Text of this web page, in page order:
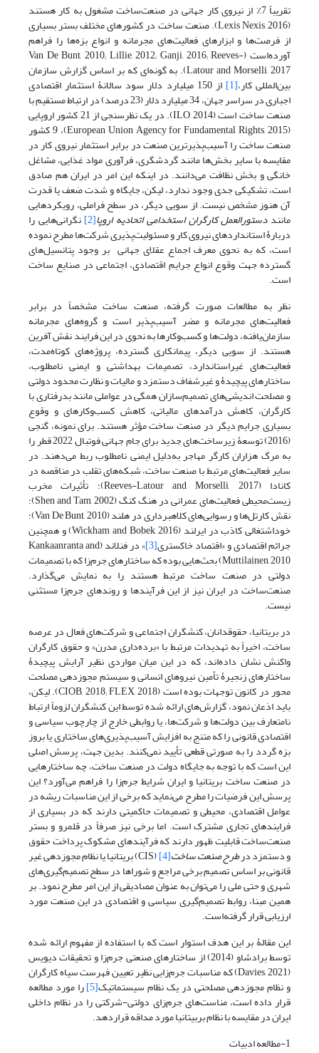
تقریباً 7٪ از نیروی کار جهانی در صنعت‌ساخت‌ مشغول به کار هستند
(Lexis Nexis, 2016). صنعت ساخت در کشورهای مختلف بستر بسیاری
از فرصت‌ها و ابزارهای فعالیت‌های مجرمانه و انواع بزه‌ها را فراهم
آورده‌است (Van De Bunt, 2010; Lillie, 2012; Ganji, 2016; Reeves-
Latour and Morselli, 2017). به گونه‌ای که بر اساس گزارش سازمان
بین‌المللی کار،[1] از 150 میلیارد دلار سود سالانۀ استثمار اقتصادی
اجباری در سراسر جهان، 34 میلیارد دلار (23 درصد) در ارتباط مستقیم با
صنعت ساخت است (ILO, 2014). در یک نظرسنجی از 21 کشور اروپایی
(European Union Agency for Fundamental Rights, 2015)، 9 کشور
صنعت ساخت را آسیب‌پذیرترین صنعت در برابر استثمار نیروی کار در
مقایسه با سایر بخش‌‌‌ها مانند گردشگری، فرآوری مواد غذایی، مشاغل
خانگی و بخش نظافت می‌‌‌دانند. در اینکه این امر در ایران هم صادق
است، تشکیکی جدی وجود ندارد، لیکن، جایگاه و شدت ضعف یا قدرت
آن هنوز مشخص نیست. از سویی دیگر، در سطح فراملی، رویکردهایی
ماننددستورالعمل کارگران استخدامی اتحادیه اروپا[2] نگرانی‌‌‌هایی را
دربارۀ استانداردهای نیروی کار و مسئولیت‌پذیری شرکت‌ها مطرح نموده
است، که به نحوی معرف اجماع عقلای جهانی بر وجود پتانسیل‌های
گسترده جهت وقوع انواع جرایم اقتصادی، اجتماعی در صنایع ساخت‌
است.
نظر به مطالعات صورت گرفته، صنعت ساخت مشخصاً در برابر
فعالیت‌‌‌های مجرمانه و مضر آسیب‌پذیر است و گروه‌‌‌های مجرمانه
سازمان‌یافته، دولت‌ها و کسب‌وکارها به نحوی در این فرایند نقش آفرین
هستند. از سویی دیگر، پیمانکاری گسترده، پروژه‌های کوتاه‌مدت،
فعالیت‌‌‌های غیراستاندارد، تصمیمات بهداشتی و ایمنی نامطلوب،
ساختارهای پیچیدۀ و غیرشفاف دستمزد و مالیات و نظارت محدود دولتی
و مصلحت اندیشی‌های تصمیم‌سازان همگی در عواملی مانند بدرفتاری با
کارگران، کاهش درآمدهای مالیاتی، کاهش کسب‌وکارهای و وقوع
بسیاری جرایم دیگر در صنعت ساخت مؤثر هستند. برای نمونه، گنجی
(2016) توسعۀ زیرساخت‌‌‌های جدید برای جام جهانی فوتبال 2022 قطر را
به مرگ هزاران کارگر مهاجر به‌دلیل ایمنی نامطلوب ربط می‌‌‌دهند. در
سایر فعالیت‌های مرتبط با صنعت ساخت، شبکه‌‌‌های تقلب در مناقصه در
کانادا (Reeves-Latour and Morselli, 2017)؛ تأثیرات مخرب
زیست‌محیطی فعالیت‌های عمرانی در هنگ کنگ (Shen and Tam, 2002)؛
نقش کارتل‌‌‌ها و رسوایی‌‌‌های کلاهبرداری در هلند (Van De Bunt, 2010)؛
خوداشتغالی کاذب در ایرلند (Wickham and Bobek, 2016) و همچنین
جرائم اقتصادی و «اقتصاد خاکستری[3] » در فنلاند (Kankaanranta and
Muttilainen, 2010) بحث‌‌‌هایی بوده که ساختارهای جرم‌زا که با تصمیمات
دولتی در صنعت ساخت مرتبط هستند را به نمایش می‌گذارد.
صنعت‌ساخت‌ در ایران نیز از این فرآیندها و روندهای جرم‌زا مستثنی
نیست.
در بریتانیا، حقوقدانان، کنشگران اجتماعی و شرکت‌های فعال در عرصه
ساخت‌، اخیراً به تهدیدات مرتبط با «برده‌داری مدرن» و حقوق کارگران
واکنش‌‌ نشان داده‌اند، که در این میان مواردی نظیر آرایش پیچیدۀ
ساختارهای زنجیرۀ تأمین نیروهای انسانی و سیستم مجوزدهی مصلحت
محور در کانون توجهات بوده است (CIOB, 2018; FLEX, 2018). لیکن،
باید اذعان نمود، گزارش‌های ارائه شده توسط این کنشگران لزوماً ارتباط
نامتعارف بین دولت‌ها و شرکت‌ها، یا روابطی خارج از چارچوب سیاسی و
اقتصادی قانونی را که متنج به افزایش آسیب‌پذیری‌های ساختاری یا بروز
بزه‌ گردد را به صورتی قطعی تأیید نمی‌کنند. بدین جهت، پرسش اصلی
این است که با توجه به جایگاه دولت در صنعت ساخت، چه ساختارهایی
در صنعت ساخت بریتانیا و ایران شرایط جرم‌زا را فراهم می‌آورد؟ این
پرسش این فرضیات را مطرح می‌نماید که برخی از این مناسبات ریشه در
عوامل اقتصادی، محیطی و تصمیمات حاکمیتی دارند که در بسیاری از
فرایندهای تجاری مشترک است. اما برخی نیز صرفاً در قلمرو و بستر
صنعت‌ساخت‌ قابلیت ظهور دارند که فرآیندهای مشکوک پرداخت حقوق
و دستمزد درطرح صنعت ساخت[4] (CIS) بریتانیا یا نظام مجوزدهی غیر
قانونی بر اساس تصمیم برخی مراجع و شوراها در سطح تصمیم‌گیری‌های
شهری و حتی ملی را می‌توان به عنوان مصادیقی از این امر مطرح نمود. بر
همین مبنا، روابط تصمیم‌گیری سیاسی و اقتصادی در این صنعت مورد
ارزیابی قرار گرفته‌است.
این مقالۀ بر این هدف استوار است که با استفاده از مفهوم ارائه شده
توسط برادشاو (2014) از ساختارهای صنعتی جرم‌زا و تحقیقات دیویس
(Davies, 2021) که مناسبات جرم‌زایی نظیر تعیین فهرست‌ سیاه کارگران
و نظام مجوزدهی مصلحتی در یک نظام سیستماتیک[5] را مورد مطالعه
قرار ‌داده است، مناست‌های جرم‌زای دولتی-شرکتی را در نظام داخلی
ایران در مقایسه با نظام بربیتانیا مورد مداقه قراردهد.
1-مطالعه ادبیات